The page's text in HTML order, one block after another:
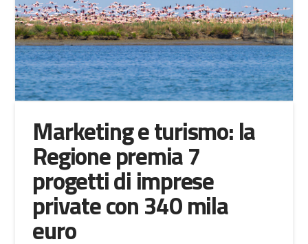
Marketing e turismo: la
Regione premia 7
progetti di imprese
private con 340 mila
euro